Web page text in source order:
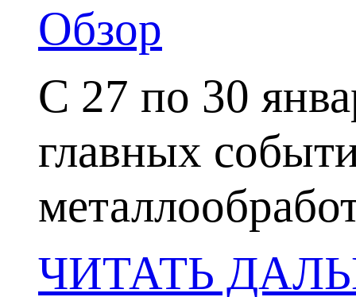
Обзор
С 27 по 30
главных
ЧИТАТЬ